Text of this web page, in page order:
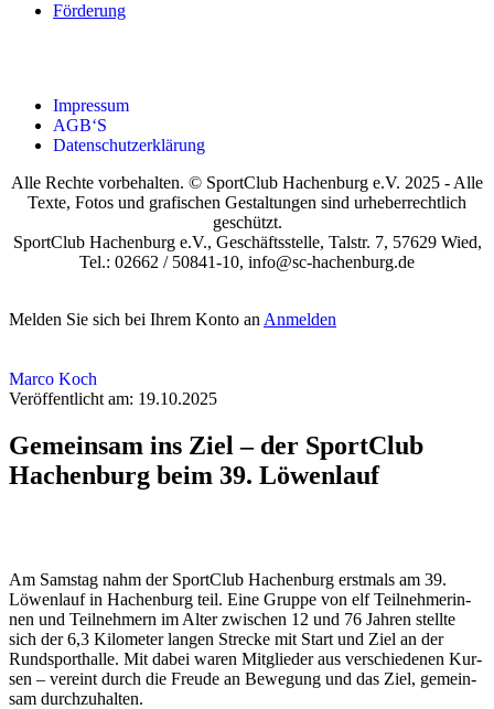
För­de­rung
Impres­sum
AGB‘S
Daten­schutz­er­klä­rung
Alle Rechte vorbehalten. © SportClub Hachenburg e.V. 2025 - Alle
Texte, Fotos und grafischen Gestaltungen sind urheberrechtlich
geschützt.
SportClub Hachenburg e.V., Geschäftsstelle, Talstr. 7, 57629 Wied,
Tel.: 02662 / 50841-10, info@sc-hachenburg.de
Melden Sie sich bei Ihrem Konto an Anmelden
Marco Koch
Veröffentlicht am: 19.10.2025
Gemein­sam ins Ziel – der Sport­Club
Hach­en­burg beim 39. Löwen­lauf
Am Sams­tag nahm der Sport­Club Hach­en­burg erst­mals am 39.
Löwen­lauf in Hach­en­burg teil. Eine Grup­pe von elf Teil­neh­me­rin­
nen und Teil­neh­mern im Alter zwi­schen 12 und 76 Jah­ren stell­te
sich der 6,3 Kilo­me­ter lan­gen Stre­cke mit Start und Ziel an der
Rund­sport­hal­le. Mit dabei waren Mit­glie­der aus ver­schie­de­nen Kur­
sen – ver­eint durch die Freu­de an Bewe­gung und das Ziel, gemein­
sam durch­zu­hal­ten.